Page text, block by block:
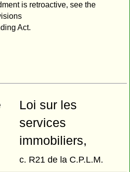
is retroactive, see the
Act.
Loi sur les
services
immobiliers,
c. R21 de la C.P.L.M.